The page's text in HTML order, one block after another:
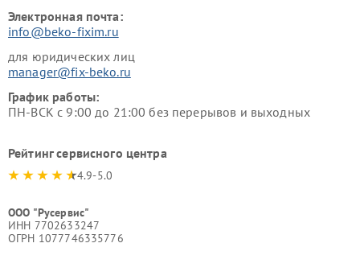
Электронная почта:
info@beko-fixim.ru
для юридических лиц
manager@fix-beko.ru
График работы:
ПН-ВСК с 9:00 до 21:00 без перерывов и выходных
Рейтинг сервисного центра
4.9-5.0
ООО "Русервис"
ИНН 7702633247
ОГРН 1077746335776